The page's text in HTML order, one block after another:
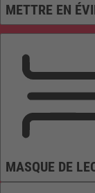
METTRE EN
MASQUE DE